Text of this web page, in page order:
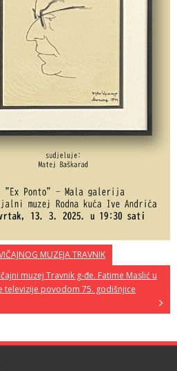
MUZEJA TRAVNIK
muzej Travnik g-đe. Fatime Maslić u
televizije povodom 75. godišnjice